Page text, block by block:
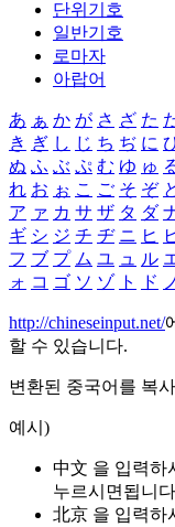
단위기호
일반기호
로마자
아랍어
あ ぁ か が さ ざ た
き ぎ し じ ち ぢ に
ぬ ふ ぶ ぷ む ゆ ゅ
れ お ぉ こ ご そ ぞ
ア ァ カ サ ザ タ ダ
ギ シ ジ チ ヂ ニ ヒ
フ ブ プ ム ユ ュ ル
ォ コ ゴ ソ ゾ ト ド
http://chineseinput.net/
할 수 있습니다.
변환된 중국어를 복
예시)
中文 을 입력하
누르시면됩니
北京 을 입력하